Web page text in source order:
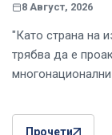
8 Август, 2026
"Като страна на
трябва да е
Прочети